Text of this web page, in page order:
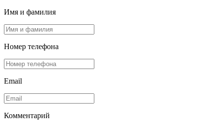
Имя и фамилия
Номер телефона
Email
Комментарий